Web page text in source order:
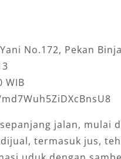
No.172, Pekan
WIB
jalan, mulai
termasuk jus,